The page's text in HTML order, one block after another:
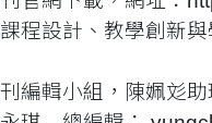
程設計、教學創新
編輯小組，陳姵彣